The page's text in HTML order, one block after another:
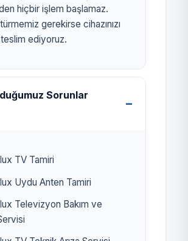
hiçbir işlem başlamaz.
gerekirse cihazınızı
ediyoruz.
Sorunlar
TV Tamiri
Uydu Anten Tamiri
Televizyon Bakım ve